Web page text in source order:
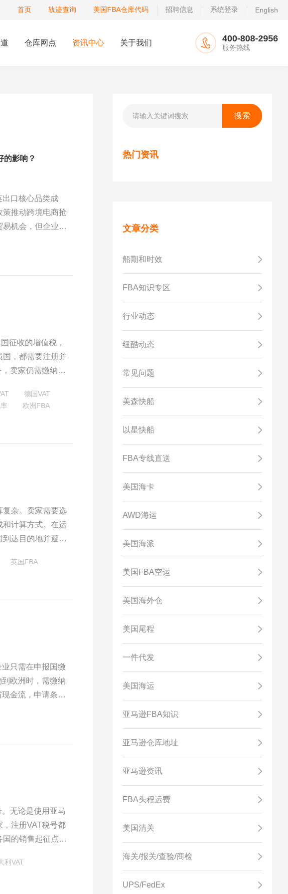
首页 轨迹查询 美国FBA仓库代码 招聘信息 系统登录 English
仓库网点 资讯中心 关于我们 400-808-2956
服务热线
的影响？
口核心品类成
推动跨境电商抢
机会，但企业需
征收的增值税，
国，都需要注册并
卖家仍需缴纳
德国VAT
欧洲FBA
复杂。卖家需要选
计算方式。在运
达目的地并避免
英国FBA
只需在申报国缴
欧洲时，需缴纳
金流，申请条件
无论是使用亚马
注册VAT税号都
的销售起征点，
运营欧洲跨境市
利VAT
热门资讯
文章分类
船期和时效
FBA知识专区
行业动态
纽酷动态
常见问题
美森快船
以星快船
FBA专线直送
美国海卡
AWD海运
美国海派
美国FBA空运
美国海外仓
美国尾程
一件代发
美国海运
亚马逊FBA知识
亚马逊仓库地址
亚马逊资讯
FBA头程运费
美国清关
海关/报关/查验/商检
UPS/FedEx